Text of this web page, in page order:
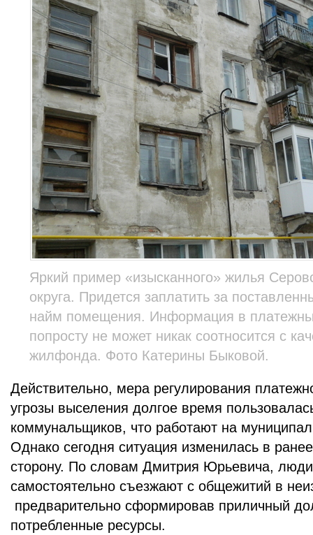
Яркий пример «изысканного» жилья
округа. Придется заплатить за
найм помещения. Информация в
попросту не может никак соотносится с
жилфонда. Фото Катерины Быковой.
Действительно, мера регулирования
угрозы выселения долгое время
коммунальщиков, что работают на
Однако сегодня ситуация изменилась в
сторону. По словам Дмитрия Юрьевича, люди
самостоятельно съезжают с общежитий в
предварительно сформировав приличный
потребленные ресурсы.